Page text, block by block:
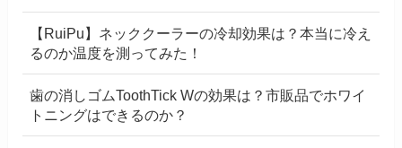
【RuiPu】ネッククーラーの冷却効果は？本当に冷え
るのか温度を測ってみた！
歯の消しゴムToothTick Wの効果は？市販品でホワイ
トニングはできるのか？